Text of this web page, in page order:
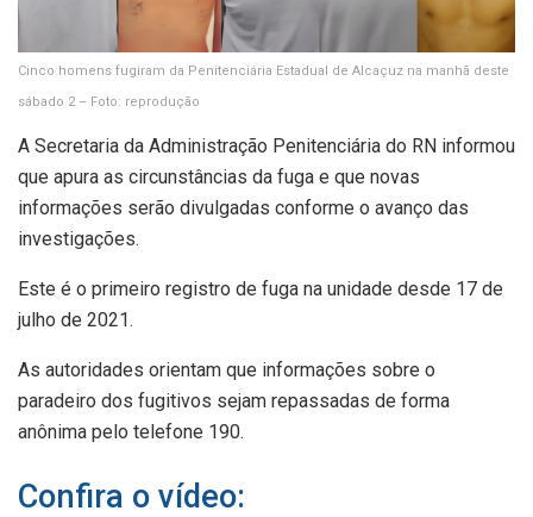
Cinco homens fugiram da Penitenciária Estadual de Alcaçuz na manhã deste
sábado 2 – Foto: reprodução
A Secretaria da Administração Penitenciária do RN informou
que apura as circunstâncias da fuga e que novas
informações serão divulgadas conforme o avanço das
investigações.
Este é o primeiro registro de fuga na unidade desde 17 de
julho de 2021.
As autoridades orientam que informações sobre o
paradeiro dos fugitivos sejam repassadas de forma
anônima pelo telefone 190.
Confira o vídeo: